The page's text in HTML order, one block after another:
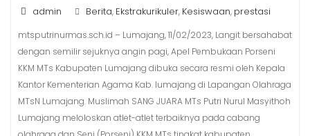
admin Berita, Ekstrakurikuler, Kesiswaan, prestasi
mtsputrinurmas.sch.id – Lumajang, 11/02/2023, Langit bersahabat
dengan semilir sejuknya angin pagi, Apel Pembukaan Porseni
KKM MTs Kabupaten Lumajang dibuka secara resmi oleh Kepala
Kantor Kementerian Agama Kab. lumajang di Lapangan Olahraga
MTsN Lumajang. Muslimah SANG JUARA MTs Putri Nurul Masyithoh
Lumajang meloloskan atlet-atlet terbaiknya pada cabang